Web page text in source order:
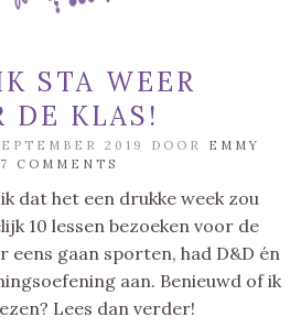
STA WEER
DE KLAS!
2019 DOOR EMMY
7 COMMENTS
dat het een drukke week zou
10 lessen bezoeken voor de
eens gaan sporten, had D&D én
aan. Benieuwd of ik
Lees dan verder!